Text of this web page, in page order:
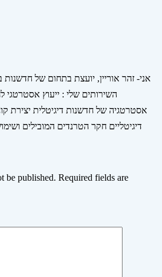
אני- זהר אוריין, יועצת בתחום של חדשנות
השירותים שלי : ייעוץ אסטרטגי
אסטרטגיה של חדשנות דיגיטלית יצירת
דיגיטליים חקר הטרנדים המובילים
be published. Required fields are